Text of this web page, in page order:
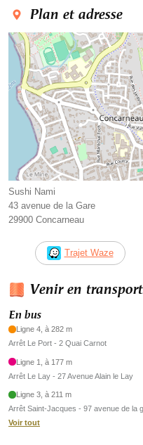
Plan et adresse
Sushi Nami
43 avenue de la Gare
29900 Concarneau
Trajet Waze
Venir en
En bus
Ligne 4, à 282 m
Arrêt Le Port - 2 Quai Carnot
Ligne 1, à 177 m
Arrêt Le Lay - 27 Avenue Alain le Lay
Ligne 3, à 211 m
Arrêt Saint-Jacques - 97 avenue de la
Voir tout